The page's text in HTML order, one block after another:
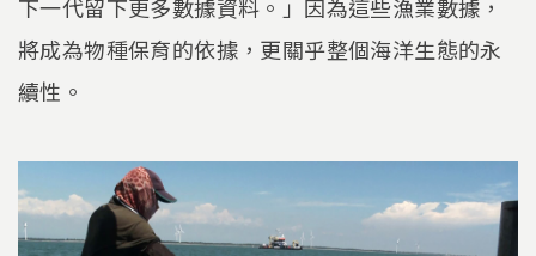
下一代留下更多數據資料。」因為這些漁業數據，
將成為物種保育的依據，更關乎整個海洋生態的永
續性。